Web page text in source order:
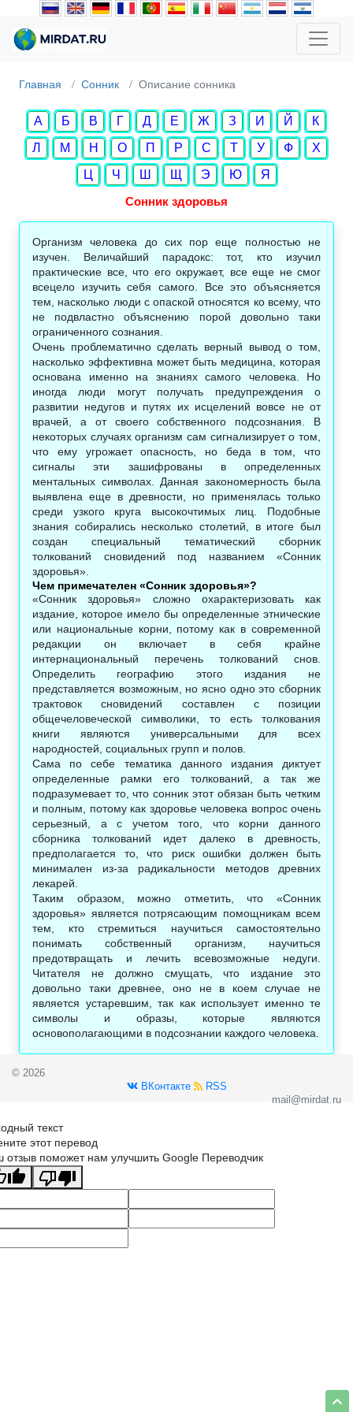
Главная Сонник Описание сонника
А Б В Г Д Е Ж З И Й
К
Л
М Н О П Р С Т У Ф
Х
Ц
Ч Ш Щ Э Ю
Я
Сонник здоровья
Организм человека до сих пор еще полностью не
изучен. Величайший парадокс: тот, кто изучил
практические все, что его окружает, все еще не смог
всецело изучить себя самого. Все это объясняется
тем, насколько люди с опаской относятся ко всему, что
не подвластно объяснению порой довольно таки
ограниченного сознания.
Очень проблематично сделать верный вывод о том,
насколько эффективна может быть медицина, которая
основана именно на знаниях самого человека. Но
иногда люди могут получать предупреждения о
развитии недугов и путях их исцелений вовсе не от
врачей, а от своего собственного подсознания. В
некоторых случаях организм сам сигнализирует о том,
что ему угрожает опасность, но беда в том, что
сигналы эти зашифрованы в определенных
ментальных символах. Данная закономерность была
выявлена еще в древности, но применялась только
среди узкого круга высокочтимых лиц. Подобные
знания собирались несколько столетий, в итоге был
создан специальный тематический сборник
толкований сновидений под названием «Сонник
здоровья».
Чем примечателен «Сонник здоровья»?
«Сонник здоровья» сложно охарактеризовать как
издание, которое имело бы определенные этнические
или национальные корни, потому как в современной
редакции он включает в себя крайне
интернациональный перечень толкований снов.
Определить географию этого издания не
представляется возможным, но ясно одно это сборник
трактовок сновидений составлен с позиции
общечеловеческой символики, то есть толкования
книги являются универсальными для всех
народностей, социальных групп и полов.
Сама по себе тематика данного издания диктует
определенные рамки его толкований, а так же
подразумевает то, что сонник этот обязан быть четким
и полным, потому как здоровье человека вопрос очень
серьезный, а с учетом того, что корни данного
сборника толкований идет далеко в древность,
предполагается то, что риск ошибки должен быть
минимален из-за радикальности методов древних
лекарей.
Таким образом, можно отметить, что «Сонник
здоровья» является потрясающим помощникам всем
тем, кто стремиться научиться самостоятельно
понимать собственный организм, научиться
предотвращать и лечить всевозможные недуги.
Читателя не должно смущать, что издание это
довольно таки древнее, оно не в коем случае не
является устаревшим, так как использует именно те
символы и образы, которые являются
основополагающими в подсознании каждого человека.
© 2026
ВКонтакте
RSS
mail@mirdat.ru
текст
этот перевод
отзыв поможет нам улучшить Google Переводчик